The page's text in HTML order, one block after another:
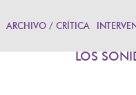
ARCHIVO / CRÍTICA
LOS